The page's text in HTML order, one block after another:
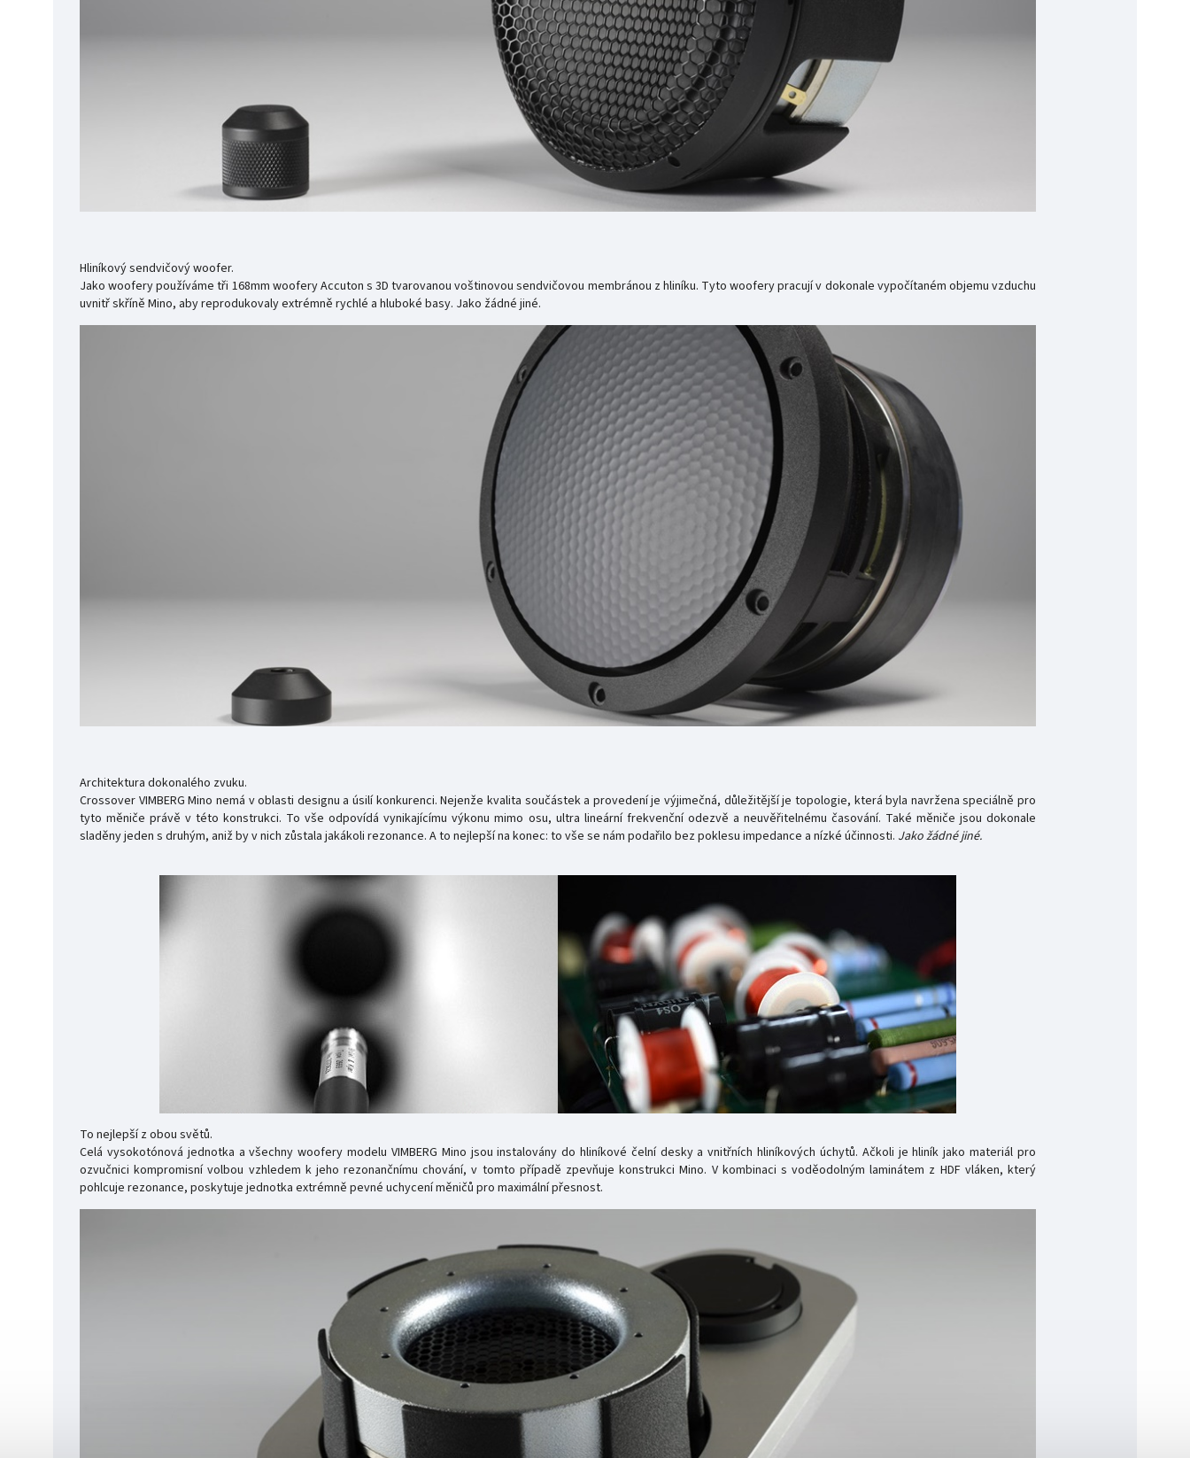
Hliníkový sendvičový woofer.
Jako woofery používáme tři 168mm woofery Accuton s 3D tvarovanou voštinovou sendvičovou membránou z hliníku. Tyto woofery pracují v dokonale vypočítaném objemu vzduchu
uvnitř skříně Mino, aby reprodukovaly extrémně rychlé a hluboké basy. Jako žádné jiné.
Architektura dokonalého zvuku.
Crossover VIMBERG Mino nemá v oblasti designu a úsilí konkurenci. Nejenže kvalita součástek a provedení je výjimečná, důležitější je topologie, která byla navržena speciálně pro
tyto měniče právě v této konstrukci. To vše odpovídá vynikajícímu výkonu mimo osu, ultra lineární frekvenční odezvě a neuvěřitelnému časování. Také měniče jsou dokonale
sladěny jeden s druhým, aniž by v nich zůstala jakákoli rezonance. A to nejlepší na konec: to vše se nám podařilo bez poklesu impedance a nízké účinnosti. Jako žádné jiné.
To nejlepší z obou světů.
Celá vysokotónová jednotka a všechny woofery modelu VIMBERG Mino jsou instalovány do hliníkové čelní desky a vnitřních hliníkových úchytů. Ačkoli je hliník jako materiál pro
ozvučnici kompromisní volbou vzhledem k jeho rezonančnímu chování, v tomto případě zpevňuje konstrukci Mino. V kombinaci s voděodolným laminátem z HDF vláken, který
pohlcuje rezonance, poskytuje jednotka extrémně pevné uchycení měničů pro maximální přesnost.